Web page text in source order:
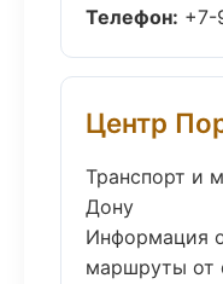
Телефон: +7-
Центр
Транспорт и
Дону
Информация
маршруты от